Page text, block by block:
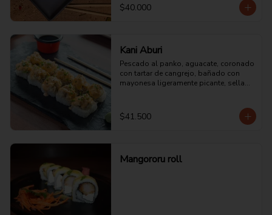
$40.000
Kani Aburi
Pescado al panko, aguacate, coronado
con tartar de cangrejo, bañado con
mayonesa ligeramente picante, sellado
$41.500
Mangororu roll